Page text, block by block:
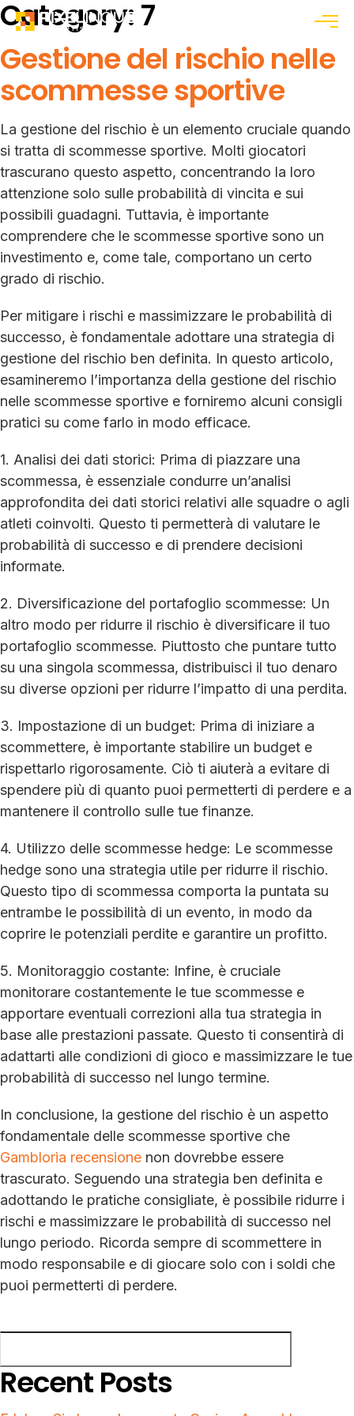
Category:7
Gestione del rischio nelle
scommesse sportive
La gestione del rischio è un elemento cruciale quando
si tratta di scommesse sportive. Molti giocatori
trascurano questo aspetto, concentrando la loro
attenzione solo sulle probabilità di vincita e sui
possibili guadagni. Tuttavia, è importante
comprendere che le scommesse sportive sono un
investimento e, come tale, comportano un certo
grado di rischio.
Per mitigare i rischi e massimizzare le probabilità di
successo, è fondamentale adottare una strategia di
gestione del rischio ben definita. In questo articolo,
esamineremo l’importanza della gestione del rischio
nelle scommesse sportive e forniremo alcuni consigli
pratici su come farlo in modo efficace.
1. Analisi dei dati storici: Prima di piazzare una
scommessa, è essenziale condurre un’analisi
approfondita dei dati storici relativi alle squadre o agli
atleti coinvolti. Questo ti permetterà di valutare le
probabilità di successo e di prendere decisioni
informate.
2. Diversificazione del portafoglio scommesse: Un
altro modo per ridurre il rischio è diversificare il tuo
portafoglio scommesse. Piuttosto che puntare tutto
su una singola scommessa, distribuisci il tuo denaro
su diverse opzioni per ridurre l’impatto di una perdita.
3. Impostazione di un budget: Prima di iniziare a
scommettere, è importante stabilire un budget e
rispettarlo rigorosamente. Ciò ti aiuterà a evitare di
spendere più di quanto puoi permetterti di perdere e a
mantenere il controllo sulle tue finanze.
4. Utilizzo delle scommesse hedge: Le scommesse
hedge sono una strategia utile per ridurre il rischio.
Questo tipo di scommessa comporta la puntata su
entrambe le possibilità di un evento, in modo da
coprire le potenziali perdite e garantire un profitto.
5. Monitoraggio costante: Infine, è cruciale
monitorare costantemente le tue scommesse e
apportare eventuali correzioni alla tua strategia in
base alle prestazioni passate. Questo ti consentirà di
adattarti alle condizioni di gioco e massimizzare le tue
probabilità di successo nel lungo termine.
In conclusione, la gestione del rischio è un aspetto
fondamentale delle scommesse sportive che
Gambloria recensione non dovrebbe essere
trascurato. Seguendo una strategia ben definita e
adottando le pratiche consigliate, è possibile ridurre i
rischi e massimizzare le probabilità di successo nel
lungo periodo. Ricorda sempre di scommettere in
modo responsabile e di giocare solo con i soldi che
puoi permetterti di perdere.
Recent Posts